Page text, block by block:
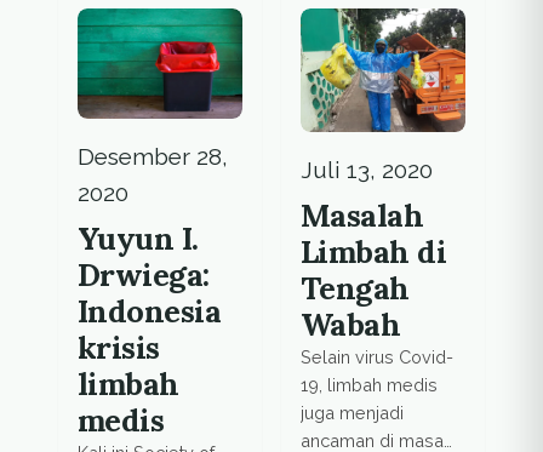
yang 25 kali
menyebabkan
pemanasan global
dibanding karbon
dioksida.
perusahaan, jadi
alasan aktifitas
ilegal ini terus
berlangsung hingga
kini.
Desember 28,
2020
Yuyun I.
Drwiega:
Indonesia
krisis
limbah
medis
Juli 13, 2020
Masalah
Limbah di
Tengah
Wabah
Selain virus Covid-
19, limbah medis
juga menjadi
ancaman di masa